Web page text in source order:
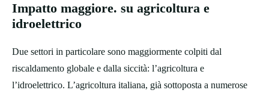
Impatto maggiore. su agricoltura e
idroelettrico
Due settori in particolare sono maggiormente colpiti dal
riscaldamento globale e dalla siccità: l’agricoltura e
l’idroelettrico. L’agricoltura italiana, già sottoposta a numerose